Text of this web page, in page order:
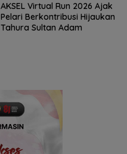
AKSEL Virtual Run 2026 Ajak
Pelari Berkontribusi Hijaukan
Tahura Sultan Adam